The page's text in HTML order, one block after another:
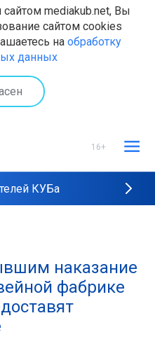
mediakub.net, Вы
сайтом cookies
на обработку
данных
16+
КУБа
наказание
фабрике